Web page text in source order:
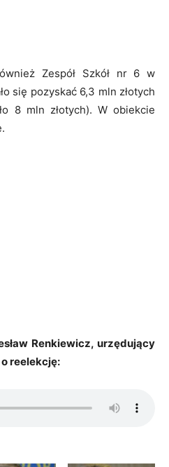
Zespół Szkół nr 6 w
się pozyskać 6,3 mln złotych
8 mln złotych). W obiekcie
Renkiewicz, urzędujący
reelekcję: